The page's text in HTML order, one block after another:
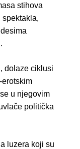
stihova
spektakla,
dolaze ciklusi
u njegovim
politička
luzera koji su